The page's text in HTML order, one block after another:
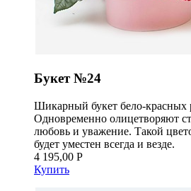
Букет №24
Шикарный букет бело-красных
Одновременно олицетворяют
любовь и уважение. Такой
будет уместен всегда и везде.
4 195,00 Р
Купить